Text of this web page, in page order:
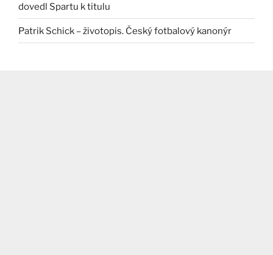
dovedl Spartu k titulu
Patrik Schick – životopis. Český fotbalový kanonýr